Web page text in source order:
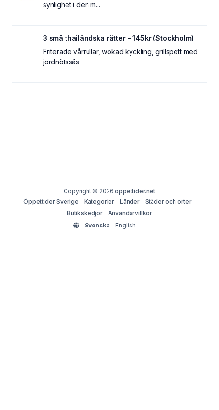
synlighet i den m...
3 små thailändska rätter - 145kr (Stockholm)
Friterade vårrullar, wokad kyckling, grillspett med
jordnötssås
Copyright © 2026oppettider.net
Öppettider Sverige
Kategorier Länder
Städer och orter
Butikskedjor
Användarvillkor
Svenska
English